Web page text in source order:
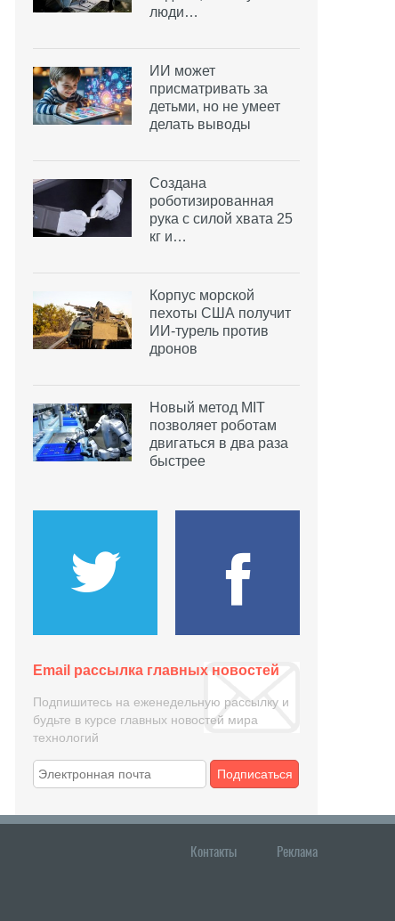
люди…
ИИ может
присматривать за
детьми, но не умеет
делать выводы
Создана
роботизированная
рука с силой хвата 25
кг и…
Корпус морской
пехоты США получит
ИИ-турель против
дронов
Новый метод MIT
позволяет роботам
двигаться в два раза
быстрее
Email рассылка главных новостей
Подпишитесь на еженедельную рассылку и
будьте в курсе главных новостей мира
технологий
Подписаться
Контакты Реклама